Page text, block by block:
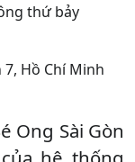
thứ bảy
7, Hồ Chí Minh
Ong Sài Gòn